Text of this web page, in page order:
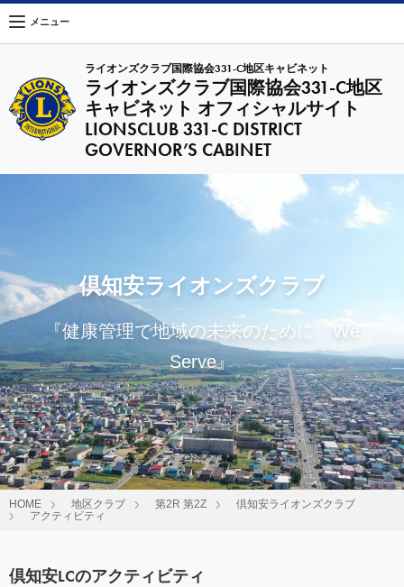
ライオンズクラブ国際協会331-C地区キャビネット
ライオンズクラブ国際協会331-C地区
キャビネット オフィシャルサイト
LIONSCLUB 331-C DISTRICT
GOVERNOR’S CABINET
メニュー
倶知安ライオンズクラブ
『健康管理で地域の未来のために We
Serve』
HOME 地区クラブ 第2R 第2Z
倶知安ライオンズクラブ
アクティビティ
倶知安LCのアクティビティ